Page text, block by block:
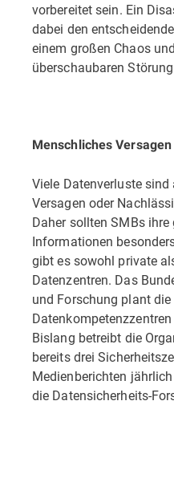
vorbereitet sein. Ein
dabei den
einem großen Chaos
überschaubaren
Menschliches Versagen
Viele Datenverluste
Versagen oder
Daher sollten SMBs
Informationen
gibt es sowohl private
Datenzentren. Das
und Forschung plant
Bislang betreibt die
bereits drei
Medienberichten
die Datensicherheits-